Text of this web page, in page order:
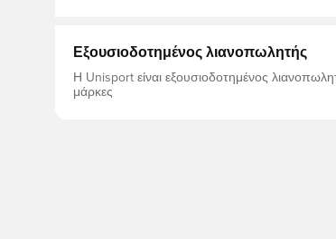
Εξουσιοδοτημένος λιανοπωλητής
Η Unisport είναι εξουσιοδοτημένος
μάρκες